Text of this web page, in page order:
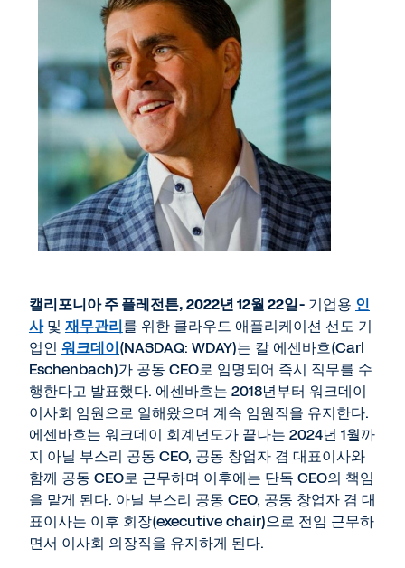
View
File
캘리포니아 주 플레전튼, 2022년12월22일- 기업용 인
사및 재무관리를 위한 클라우드 애플리케이션 선도 기
업인 워크데이(NASDAQ: WDAY)는 칼 에센바흐(Carl
Eschenbach)가 공동 CEO로 임명되어 즉시 직무를 수
행한다고 발표했다. 에센바흐는 2018년부터 워크데이
이사회 임원으로 일해왔으며 계속 임원직을 유지한다.
에센바흐는 워크데이 회계년도가 끝나는 2024년 1월까
지 아닐 부스리 공동 CEO, 공동 창업자 겸 대표이사와
함께 공동 CEO로 근무하며 이후에는 단독 CEO의 책임
을 맡게 된다. 아닐 부스리 공동 CEO, 공동 창업자 겸 대
표이사는 이후 회장(executive chair)으로 전임 근무하
면서 이사회 의장직을 유지하게 된다.